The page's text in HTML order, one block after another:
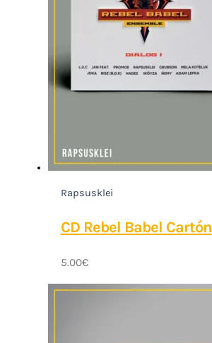
Rapsusklei
CD Rebel Babel Cartón
5.00€